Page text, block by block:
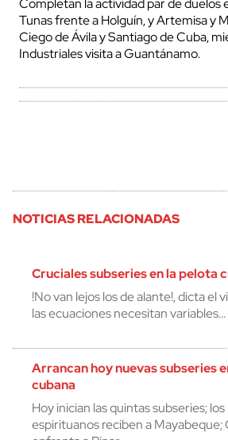
Tunas frente a Holguín, y Artemisa y
Ciego de Ávila y Santiago de Cuba,
Industriales visita a Guantánamo.
NOTICIAS RELACIONADAS
Cruciales subseries en la pelota
!No van lejos los de alante!, dicta el
las ecuaciones necesitan variables…
Arrancan hoy nuevas subseries
cubana
Hoy inician las quintas subseries;
espirituanos reciben a Mayabeque;